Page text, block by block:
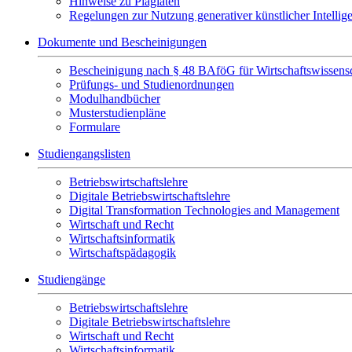
Regelungen zur Nutzung generativer künstlicher
Dokumente und Bescheinigungen
Bescheinigung nach § 48 BAföG für
Prüfungs- und Studienordnungen
Modulhandbücher
Musterstudienpläne
Formulare
Studiengangslisten
Betriebswirtschaftslehre
Digitale Betriebswirtschaftslehre
Digital Transformation Technologies and Management
Wirtschaft und Recht
Wirtschaftsinformatik
Wirtschaftspädagogik
Studiengänge
Betriebswirtschaftslehre
Digitale Betriebswirtschaftslehre
Wirtschaft und Recht